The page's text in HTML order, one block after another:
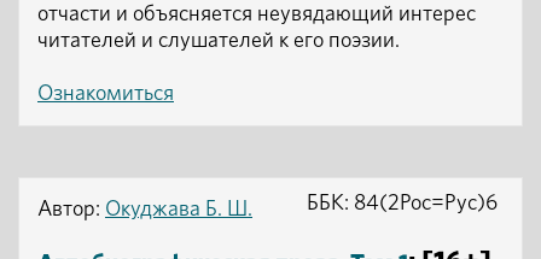
отчасти и объясняется неувядающий интерес
читателей и слушателей к его поэзии.
Ознакомиться
Автор: Окуджава Б. Ш. ББК: 84(2Рос=Рус)6